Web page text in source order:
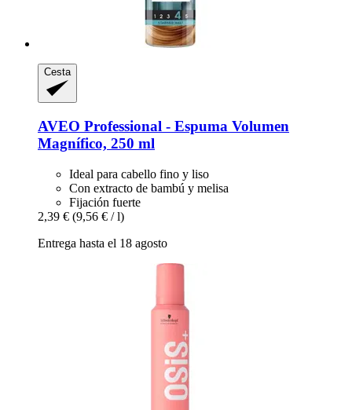
Cesta
AVEO Professional -​ Espuma Volumen
Magnífico, 250 ml
Ideal para cabello fino y liso
Con extracto de bambú y melisa
Fijación fuerte
2,39 € (9,56 € / l)
Entrega hasta el 18 agosto